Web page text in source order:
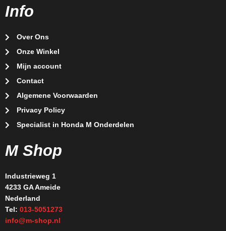
Info
Over Ons
Onze Winkel
Mijn account
Contact
Algemene Voorwaarden
Privacy Policy
Specialist in Honda M Onderdelen
M Shop
Industrieweg 1
4233 GA Ameide
Nederland
Tel: 013-5051273
info@m-shop.nl